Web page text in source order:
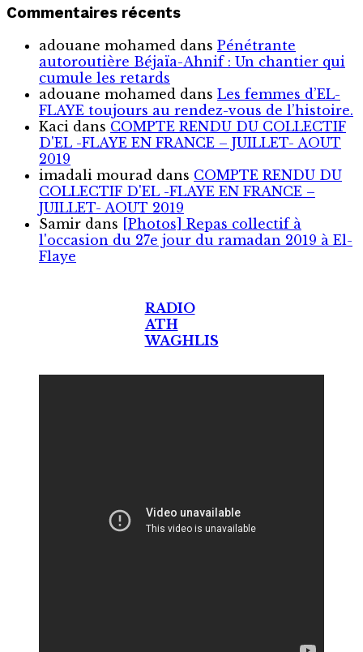
Commentaires récents
adouane mohamed dans Pénétrante
autoroutière Béjaïa-Ahnif : Un chantier qui
cumule les retards
adouane mohamed dans Les femmes d’EL-
FLAYE toujours au rendez-vous de l’histoire .
Kaci dans COMPTE RENDU DU COLLECTIF
D'EL -FLAYE EN FRANCE – JUILLET- AOUT
2019
imadali mourad dans COMPTE RENDU DU
COLLECTIF D'EL -FLAYE EN FRANCE –
JUILLET- AOUT 2019
Samir dans [Photos] Repas collectif à
l'occasion du 27e jour du ramadan 2019 à El-
Flaye
RADIO
ATH
WAGHLIS